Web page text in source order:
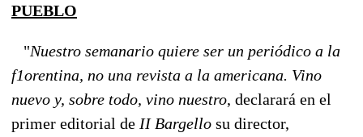
PUEBLO
"Nuestro semanario quiere ser un periódico a la
f1orentina, no una revista a la americana. Vino
nuevo y, sobre todo, vino nuestro, declarará en el
primer editorial de II Bargello su director,